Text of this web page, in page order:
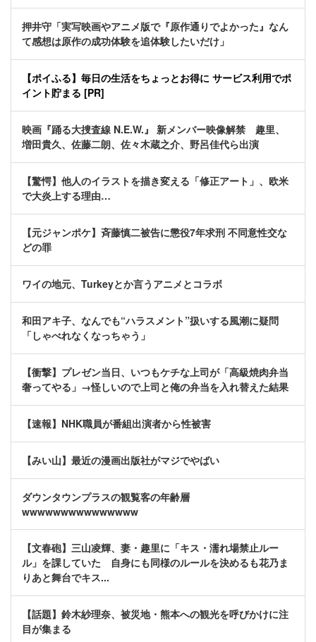
押井守「実写映画やアニメ版で『原作通りでよかった』なん
て感想は原作の成功体験を追体験したいだけ」
【ポイふる】毎日の生活をちょっとお得に サービス利用でポ
イント貯まる [PR]
映画『踊る大捜査線 N.E.W.』 新メンバー映像解禁 趣里、
増田貴久、佐藤二朗、佐々木蔵之介、野呂佳代ら出演
【驚愕】他人のイラストを描き変える「修正アート」、欧米
で大炎上する理由…
【元ジャンポケ】斉藤慎二被告に懲役7年求刑 不同意性交な
どの罪
ワイの地元、Turkeyとか言うアニメとコラボ
和田アキ子、なんでも“ハラスメント”扱いする風潮に疑問
「しゃべれなくなっちゃう」
【衝撃】プレゼン当日、いつもケチな上司が「高級焼肉弁当
奢ってやる」→怪しいので上司と俺の弁当を入れ替えた結果
【速報】NHK職員が番組出演者から性被害
【みい山】最近の漫画出版社がマジでやばい
ダウンタウンプラスの観覧客の年齢層
wwwwwwwwwwwwwww
【文春砲】三山凌輝、妻・趣里に「キス・濡れ場禁止ルー
ル」を課していた 自身にも同様のルールを決めるも花乃ま
りあと舞台でキス...
【話題】鈴木紗理奈、被災地・熊本への観光を呼びかけに注
目が集まる